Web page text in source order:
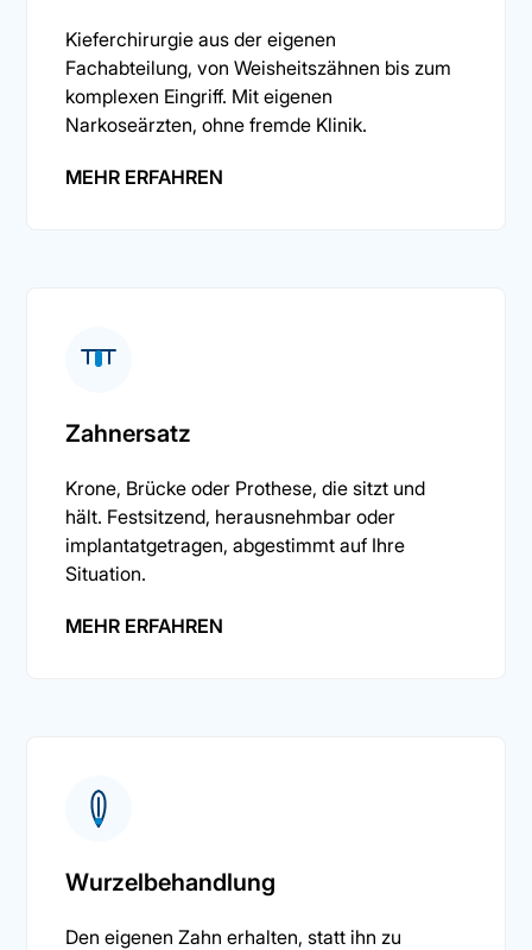
Kieferchirurgie aus der eigenen
Fachabteilung, von Weisheitszähnen bis zum
komplexen Eingriff. Mit eigenen
Narkoseärzten, ohne fremde Klinik.
MEHR ERFAHREN
Zahnersatz
Krone, Brücke oder Prothese, die sitzt und
hält. Festsitzend, herausnehmbar oder
implantatgetragen, abgestimmt auf Ihre
Situation.
MEHR ERFAHREN
Wurzelbehandlung
Den eigenen Zahn erhalten, statt ihn zu